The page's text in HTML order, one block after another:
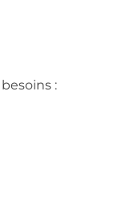
: